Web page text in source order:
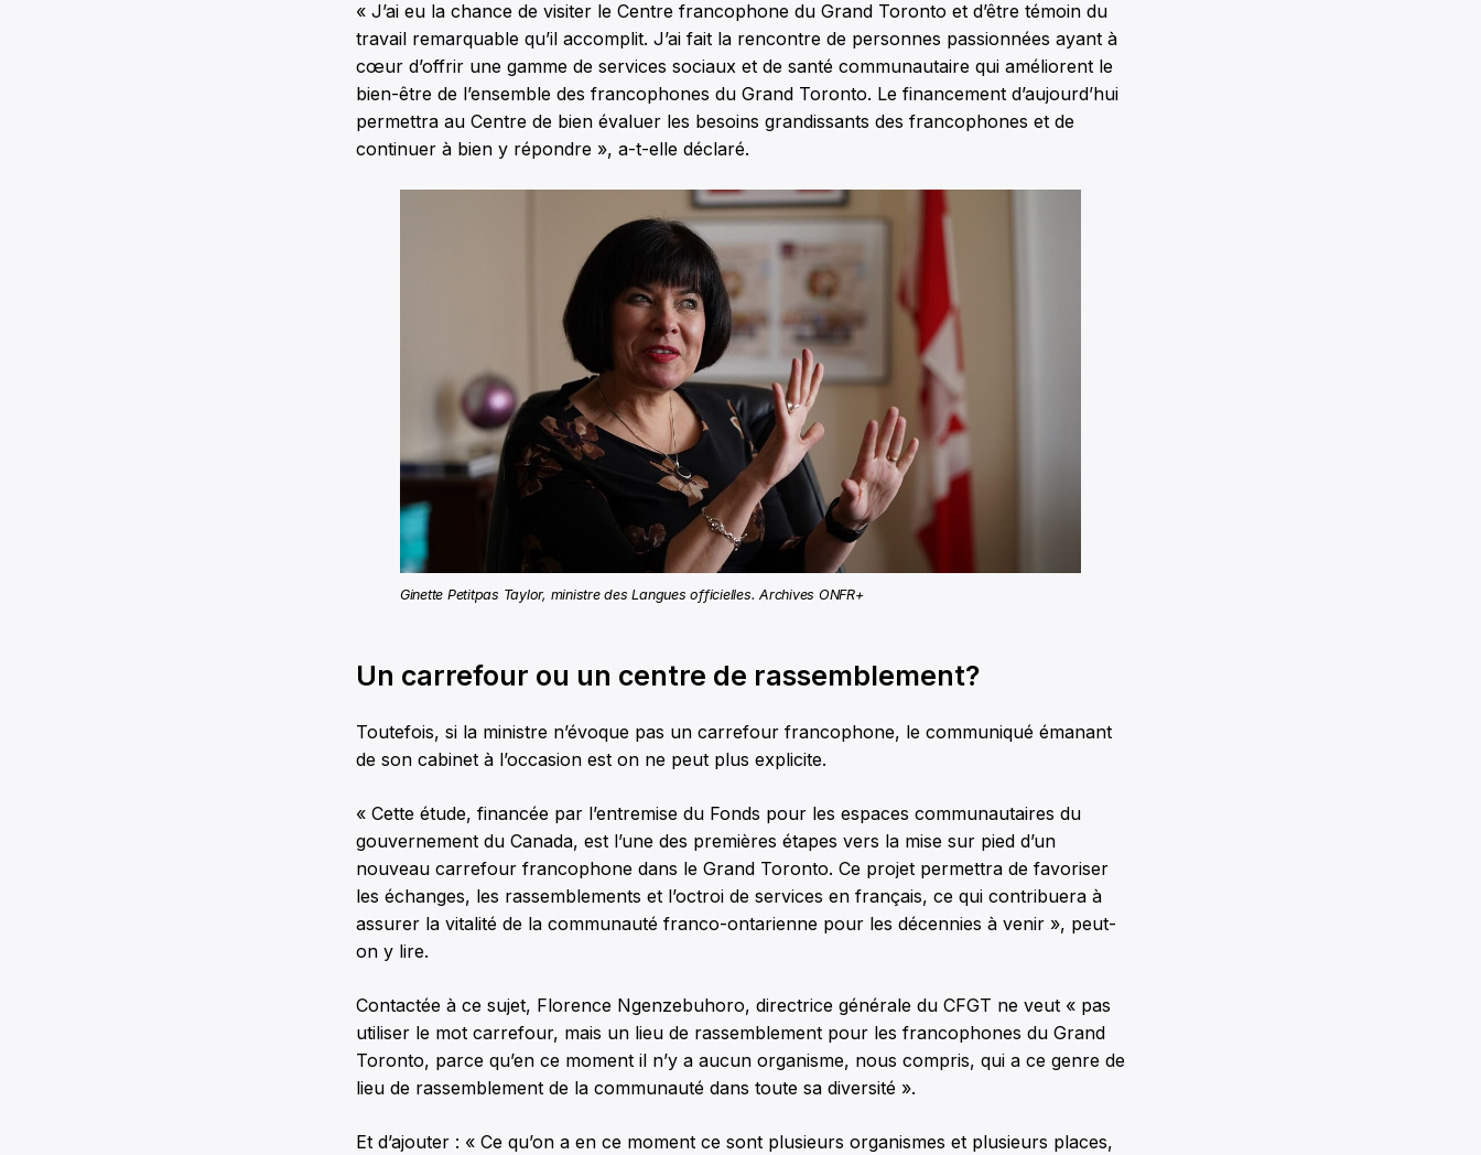
« J’ai eu la chance de visiter le Centre francophone du Grand Toronto et d’être témoin du
travail remarquable qu’il accomplit. J’ai fait la rencontre de personnes passionnées ayant à
cœur d’offrir une gamme de services sociaux et de santé communautaire qui améliorent le
bien-être de l’ensemble des francophones du Grand Toronto. Le financement d’aujourd’hui
permettra au Centre de bien évaluer les besoins grandissants des francophones et de
continuer à bien y répondre », a-t-elle déclaré.
Ginette Petitpas Taylor, ministre des Langues officielles. Archives ONFR+
Un carrefour ou un centre de rassemblement?
Toutefois, si la ministre n’évoque pas un carrefour francophone, le communiqué émanant
de son cabinet à l’occasion est on ne peut plus explicite.
« Cette étude, financée par l’entremise du Fonds pour les espaces communautaires du
gouvernement du Canada, est l’une des premières étapes vers la mise sur pied d’un
nouveau carrefour francophone dans le Grand Toronto. Ce projet permettra de favoriser
les échanges, les rassemblements et l’octroi de services en français, ce qui contribuera à
assurer la vitalité de la communauté franco-ontarienne pour les décennies à venir », peut-
on y lire.
Contactée à ce sujet, Florence Ngenzebuhoro, directrice générale du CFGT ne veut « pas
utiliser le mot carrefour, mais un lieu de rassemblement pour les francophones du Grand
Toronto, parce qu’en ce moment il n’y a aucun organisme, nous compris, qui a ce genre de
lieu de rassemblement de la communauté dans toute sa diversité ».
Et d’ajouter : « Ce qu’on a en ce moment ce sont plusieurs organismes et plusieurs places,